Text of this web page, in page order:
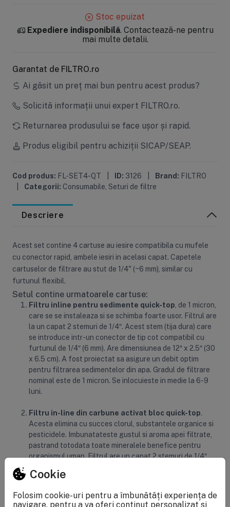
Stoc epuizat
Expediere indisponibilă. Contactează-ne pentru
mai multe detalii.
Garantat de FILTRO.ro
Ai găsit un preț mai bun pentru acest produs?
Solicită informații unui expert FILTRO.ro.
Returnarea produsului se face ușor și rapid.
Produs eligibil pentru achiziții SICAP/SEAP.
Cod produs: FL-SET4-QT ID: 3126 Brand: FILTRO
Categorii: Consumabile Seturi de filtre
Descriere
Acest set contine 4 cartuse au iesire compatibila cu mufele
cu conector rapid, ambele iesiri in acelasi capat. Capetele
cartuselor de filtrare au stut de 1/4" (~6 mm), similar cu
furtunul flexibil.
Setul contine urmatoarele cartuse:
Filtru inline pentru sedimente quick-top, de 1 micron,
care se se instaleaza si se schimba foarte usor. Filtrul are
la un capat 2 stemuri de 1/4″. Acest stem (tija dura) care
se introduce intr-un conector de tip cot compatibil cu
furtunul de 1/4″ (6 mm). Are dimensiunea de 12″ x 2.5″ (30
x 6.5 cm). A fost proiectat sa asigure un debit optim
pentru filtrarea sedimentelor din apa. Gradul de filtrare
nominal este de 1 micron. Se inlocuieste in medie la 6-9
luni.
Filtru in-line din carbune activat bloc quick-top.
Acesta elimina cu succes clorul, substantele organice si
pesticidele. Imbunatateste gustul si aroma apei filtrate,
pastrand totodata toate mineralele benefice pentru
organismul uman. Filtrul are un capat 2 stemuri de 1/4″.
de tip cot compatibil cu furtunul de 1/4″ (6 mm). Se
Cookie
Folosim cookie-uri pentru a îmbunătăți experiența de
navigare, pentru a va oferi conținut personalizat și